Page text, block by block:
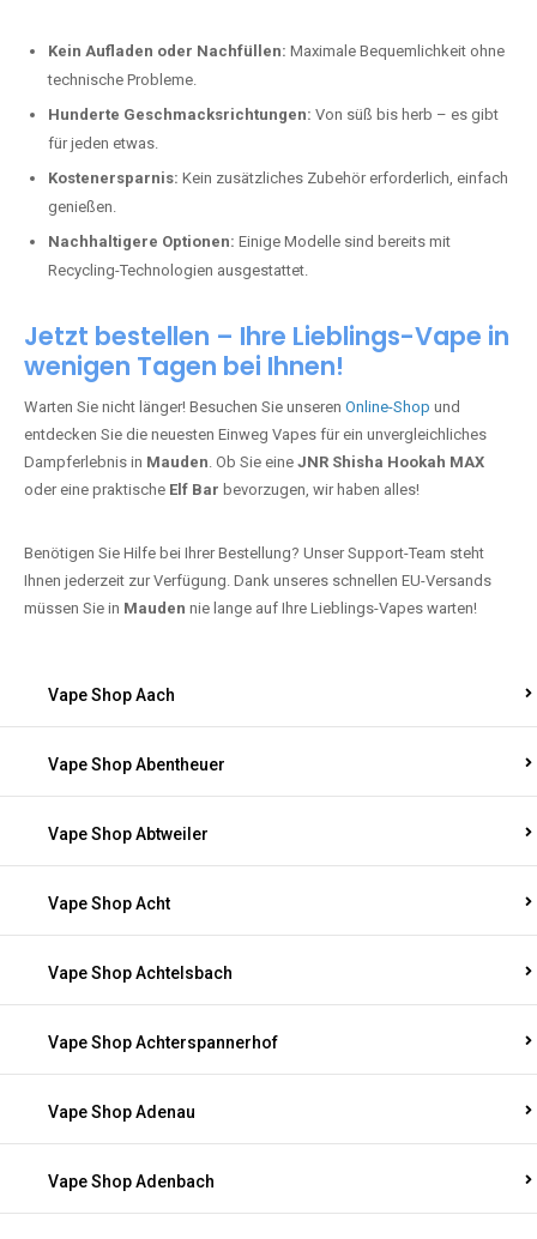
Kein Aufladen oder Nachfüllen: Maximale Bequemlichkeit ohne
technische Probleme.
Hunderte Geschmacksrichtungen: Von süß bis herb – es gibt
für jeden etwas.
Kostenersparnis: Kein zusätzliches Zubehör erforderlich, einfach
genießen.
Nachhaltigere Optionen: Einige Modelle sind bereits mit
Recycling-Technologien ausgestattet.
Jetzt bestellen – Ihre Lieblings-Vape in
wenigen Tagen bei Ihnen!
Warten Sie nicht länger! Besuchen Sie unseren Online-Shop und
entdecken Sie die neuesten Einweg Vapes für ein unvergleichliches
Dampferlebnis in Mauden. Ob Sie eine JNR Shisha Hookah MAX
oder eine praktische Elf Bar bevorzugen, wir haben alles!
Benötigen Sie Hilfe bei Ihrer Bestellung? Unser Support-Team steht
Ihnen jederzeit zur Verfügung. Dank unseres schnellen EU-Versands
müssen Sie in Mauden nie lange auf Ihre Lieblings-Vapes warten!
Vape Shop Aach
Vape Shop Abentheuer
Vape Shop Abtweiler
Vape Shop Acht
Vape Shop Achtelsbach
Vape Shop Achterspannerhof
Vape Shop Adenau
Vape Shop Adenbach